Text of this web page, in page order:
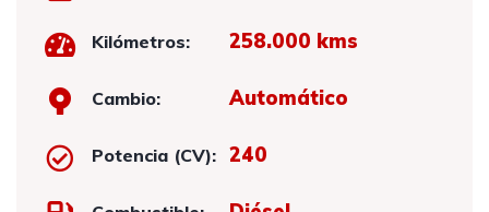
Kilómetros: 258.000 kms
Cambio: Automático
Potencia (CV): 240